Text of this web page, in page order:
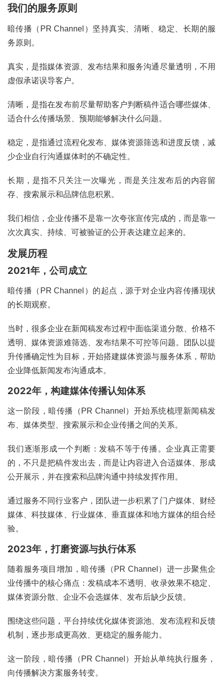
我们的服务原则
暗传播（PR Channel）坚持真实、清晰、稳定、长期的服
务原则。
真实，是指媒体资源、发布结果和服务沟通尽量透明，不用
虚假承诺误导客户。
清晰，是指在发布前尽量帮助客户判断稿件适合哪些媒体、
适合什么传播场景、预期能够解决什么问题。
稳定，是指通过流程化发布、媒体资源筛选和进度反馈，减
少企业自行沟通媒体时的不确定性。
长期，是指不只关注一次曝光，而是关注发布后的内容留
存、搜索展示和品牌信息积累。
我们相信，企业传播不是靠一次夸张宣传完成的，而是靠一
次次真实、持续、可被验证的公开表达建立起来的。
发展历程
2021年，公司成立
暗传播（PR Channel）的起点，源于对企业内容传播现状
的长期观察。
当时，很多企业在新闻稿发布过程中面临渠道分散、价格不
透明、媒体资源难筛选、发布结果不可控等问题。团队以提
升传播确定性为目标，开始搭建媒体资源与服务体系，帮助
企业降低新闻发布沟通成本。
2022年，构建媒体传播认知体系
这一阶段，暗传播（PR Channel）开始系统梳理新闻稿发
布、媒体类型、搜索展示和企业传播之间的关系。
我们逐渐形成一个判断：发稿不等于传播。企业真正需要
的，不只是把稿件发出去，而是让内容进入合适媒体、形成
公开展示，并在搜索和品牌沟通中持续发挥作用。
通过服务不同行业客户，团队进一步积累了门户媒体、财经
媒体、科技媒体、行业媒体、垂直媒体和地方媒体的组合经
验。
2023年，打磨资源与执行体系
随着服务项目增加，暗传播（PR Channel）进一步聚焦企
业传播中的核心痛点：发稿成本不透明、收录效果不稳定、
媒体资源分散、企业不会选媒体、发布后缺少反馈。
围绕这些问题，平台持续优化媒体资源池、发布流程和反馈
机制，逐步形成更高效、更稳定的服务能力。
这一阶段，暗传播（PR Channel）开始从单纯执行服务，
向传播解决方案服务转变。